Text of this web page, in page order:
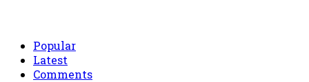
Popular
Latest
Comments